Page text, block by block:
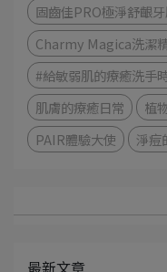
固齒佳PRO極淨舒齦
Charmy Magica洗潔
#給敏弱肌的療癒洗手
肌膚的療癒日常
植
PAIR體驗大使
淨痘
最新文章